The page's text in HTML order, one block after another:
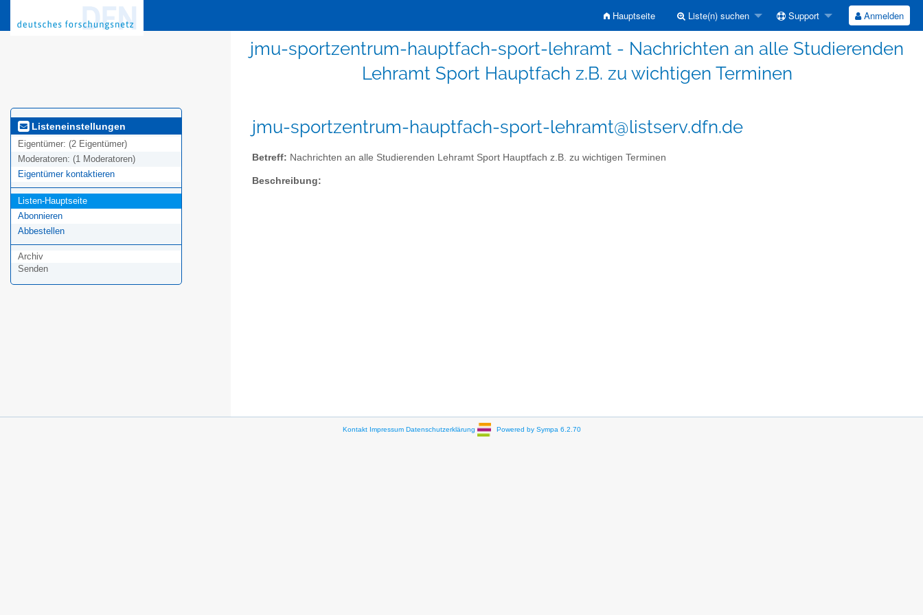
Hauptseite Liste(n) suchen Support Anmelden
jmu-sportzentrum-hauptfach-sport-lehramt - Nachrichten an alle Studierenden
Lehramt Sport Hauptfach z.B. zu wichtigen Terminen
Listeneinstellungen
Eigentümer: (2 Eigentümer)
Moderatoren: (1 Moderatoren)
Eigentümer kontaktieren
Listen-Hauptseite
Abonnieren
Abbestellen
Archiv
Senden
jmu-sportzentrum-hauptfach-sport-lehramt@listserv.dfn.de
Betreff: Nachrichten an alle Studierenden Lehramt Sport Hauptfach z.B. zu wichtigen Terminen
Beschreibung:
Kontakt Impressum Datenschutzerklärung Powered by Sympa 6.2.70